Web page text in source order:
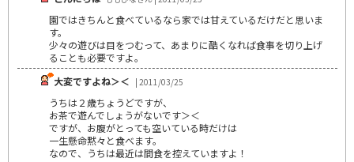
園ではきちんと食べているなら家では甘えているだけだと思いま
す。
少々の遊びは目をつむって、あまりに酷くなれば食事を切り上げ
ることも必要ですよ。
大変ですよね＞＜ | 2011/03/25
うちは２歳ちょうどですが、
お茶で遊んでしょうがないです＞＜
ですが、お腹がとっても空いている時だけは
一生懸命黙々と食べます。
なので、うちは最近は間食を控えていますよ！